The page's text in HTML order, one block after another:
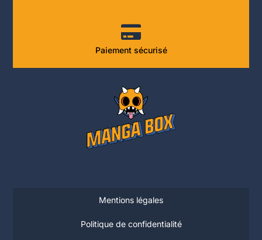
Paiement sécurisé
Mentions légales
Politique de confidentialité